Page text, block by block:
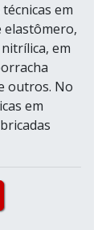
em
elastômero,
em
outros. No
em